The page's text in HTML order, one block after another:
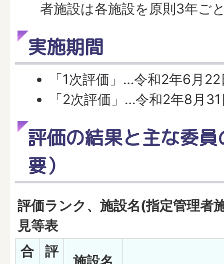
者施設は各施設を原則3年ご
実施期間
「1次評価」…令和2年6月
「2次評価」…令和2年8月
評価の結果と主な委
要）
評価ランク、施設名(指定管理者
見等表
合
評